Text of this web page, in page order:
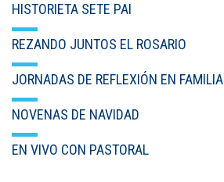
HISTORIETA SETE PAI
REZANDO JUNTOS EL ROSARIO
JORNADAS DE REFLEXIÓN EN FAMILIA
NOVENAS DE NAVIDAD
EN VIVO CON PASTORAL